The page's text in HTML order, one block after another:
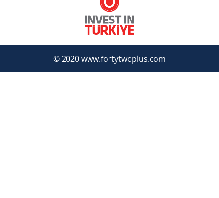
© 2020 www.fortytwoplus.com